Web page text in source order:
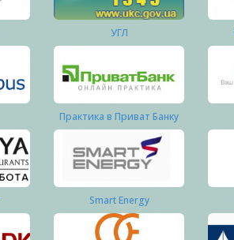
УГЛ
Практика в Приват Банку
Smart Energy